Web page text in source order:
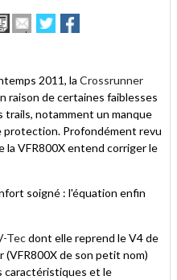
ImprimerEnvoyer
cet
ami
Partager
sur
sur
2011, la Crossrunner
raison de certaines faiblesses
trails, notamment un manque
Profondément revu
la VFR800X entend corriger le
soigné : l'équation enfin
Tecdont elle reprend le V4 de
(VFR800X de son petit nom)
caractéristiques et le